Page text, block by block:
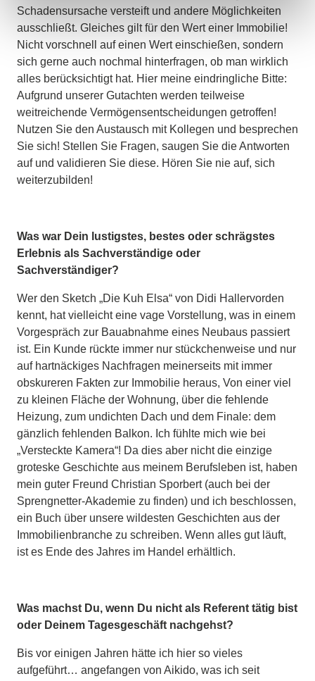
Schadensursache versteift und andere Möglichkeiten
ausschließt. Gleiches gilt für den Wert einer Immobilie!
Nicht vorschnell auf einen Wert einschießen, sondern
sich gerne auch nochmal hinterfragen, ob man wirklich
alles berücksichtigt hat. Hier meine eindringliche Bitte:
Aufgrund unserer Gutachten werden teilweise
weitreichende Vermögensentscheidungen getroffen!
Nutzen Sie den Austausch mit Kollegen und besprechen
Sie sich! Stellen Sie Fragen, saugen Sie die Antworten
auf und validieren Sie diese. Hören Sie nie auf, sich
weiterzubilden!
Was war Dein lustigstes, bestes oder schrägstes
Erlebnis als Sachverständige oder
Sachverständiger?
Wer den Sketch „Die Kuh Elsa“ von Didi Hallervorden
kennt, hat vielleicht eine vage Vorstellung, was in einem
Vorgespräch zur Bauabnahme eines Neubaus passiert
ist. Ein Kunde rückte immer nur stückchenweise und nur
auf hartnäckiges Nachfragen meinerseits mit immer
obskureren Fakten zur Immobilie heraus, Von einer viel
zu kleinen Fläche der Wohnung, über die fehlende
Heizung, zum undichten Dach und dem Finale: dem
gänzlich fehlenden Balkon. Ich fühlte mich wie bei
„Versteckte Kamera“! Da dies aber nicht die einzige
groteske Geschichte aus meinem Berufsleben ist, haben
mein guter Freund Christian Sporbert (auch bei der
Sprengnetter-Akademie zu finden) und ich beschlossen,
ein Buch über unsere wildesten Geschichten aus der
Immobilienbranche zu schreiben. Wenn alles gut läuft,
ist es Ende des Jahres im Handel erhältlich.
Was machst Du, wenn Du nicht als Referent tätig bist
oder Deinem Tagesgeschäft nachgehst?
Bis vor einigen Jahren hätte ich hier so vieles
aufgeführt… angefangen von Aikido, was ich seit